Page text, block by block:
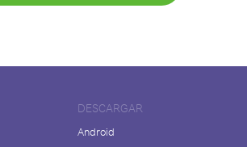
DESCARGAR
Android